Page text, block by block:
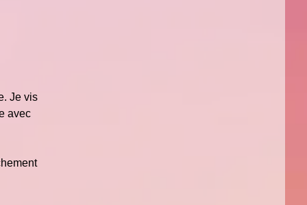
Je vis
avec